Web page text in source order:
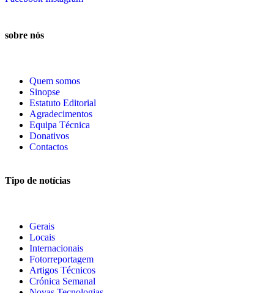
sobre nós
Quem somos
Sinopse
Estatuto Editorial
Agradecimentos
Equipa Técnica
Donativos
Contactos
Tipo de notícias
Gerais
Locais
Internacionais
Fotorreportagem
Artigos Técnicos
Crónica Semanal